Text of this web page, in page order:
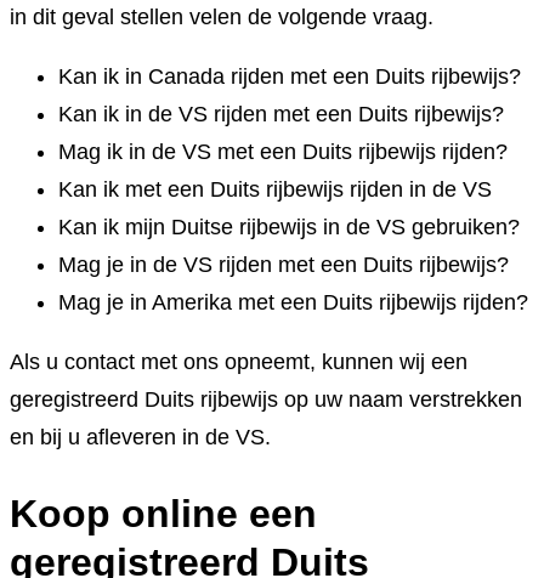
in dit geval stellen velen de volgende vraag.
Kan ik in Canada rijden met een Duits rijbewijs?
Kan ik in de VS rijden met een Duits rijbewijs?
Mag ik in de VS met een Duits rijbewijs rijden?
Kan ik met een Duits rijbewijs rijden in de VS
Kan ik mijn Duitse rijbewijs in de VS gebruiken?
Mag je in de VS rijden met een Duits rijbewijs?
Mag je in Amerika met een Duits rijbewijs rijden?
Als u contact met ons opneemt, kunnen wij een
geregistreerd Duits rijbewijs op uw naam verstrekken
en bij u afleveren in de VS.
Koop online een
geregistreerd Duits